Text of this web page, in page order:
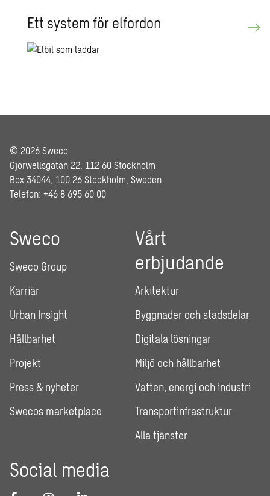
Ett sy­stem för el­for­don
© 2026 Sweco
Gjörwellsgatan 22, 112 60 Stockholm
Box 34044, 100 26 Stockholm, Sweden
Telefon: +46 8 695 60 00
Sweco
Sweco Group
Karriär
Urban Insight
Hållbarhet
Projekt
Press & nyheter
Swecos marketplace
Vårt
erbjudande
Arkitektur
Byggnader och stadsdelar
Digitala lösningar
Miljö och hållbarhet
Vatten, energi och industri
Transportinfrastruktur
Alla tjänster
Social media